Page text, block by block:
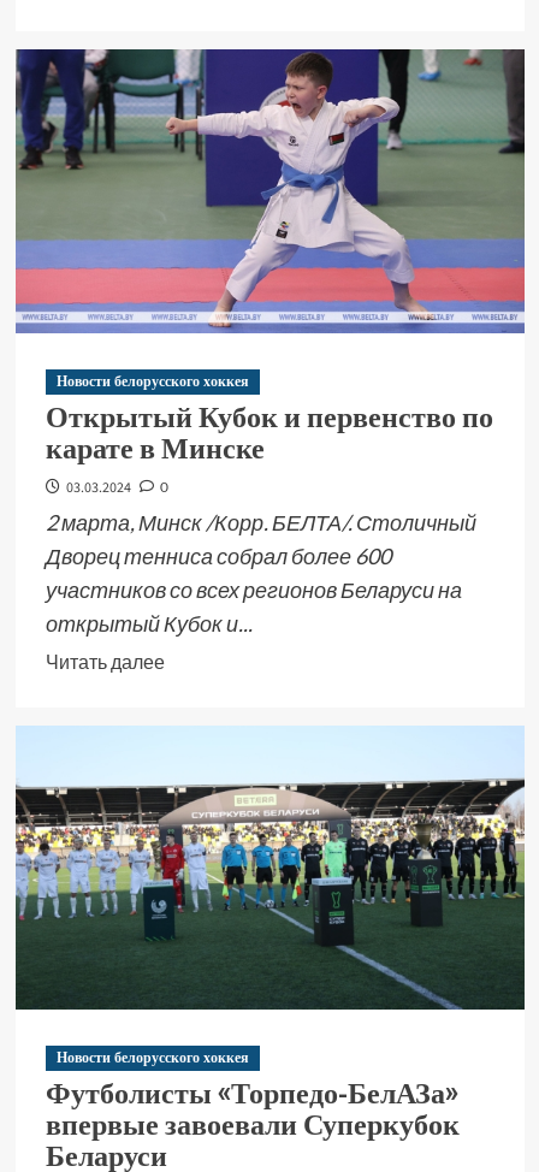
Новости белорусского хоккея
Открытый Кубок и первенство по
карате в Минске
03.03.2024 0
2 марта, Минск /Корр. БЕЛТА/. Столичный
Дворец тенниса собрал более 600
участников со всех регионов Беларуси на
открытый Кубок и...
Читать далее
Новости белорусского хоккея
Футболисты «Торпедо-БелАЗа»
впервые завоевали Суперкубок
Беларуси